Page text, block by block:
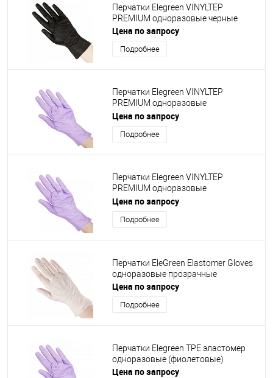
Перчатки Elegreen VINYLTEP
PREMIUM одноразовые черные
Цена по запросу
Подробнее
Перчатки Elegreen VINYLTEP
PREMIUM одноразовые
фиолетовые
Цена по запросу
Подробнее
Перчатки Elegreen VINYLTEP
PREMIUM одноразовые
фиолетовые, 5 пар
Цена по запросу
Подробнее
Перчатки EleGreen Elastomer Gloves
одноразовые прозрачные
Цена по запросу
Подробнее
Перчатки Elegreen TPE эластомер
одноразовые (фиолетовые)
Цена по запросу